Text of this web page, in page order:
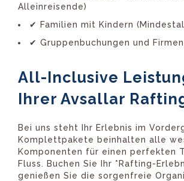
Alleinreisende)
✔ Familien mit Kindern
✔ Gruppenbuchungen und
All-Inclusive
Ihrer Avsallar
Bei uns steht Ihr Erlebnis im
Komplettpakete beinhalten alle
Komponenten für einen perfekten
Fluss. Buchen Sie Ihr *Rafting-
genießen Sie die sorgenfreie